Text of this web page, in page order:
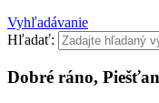
Vyhľadávanie
Hľadať:
Dobré ráno,